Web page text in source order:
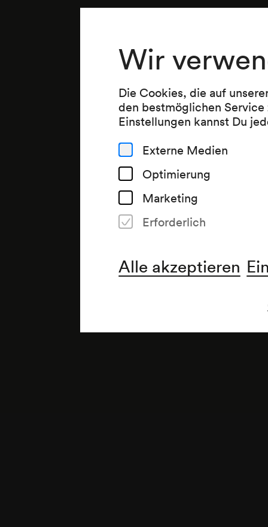
Wir
Die Cookies, die auf
den bestmöglichen
Einstellungen kannst Du
Externe Medien
Optimierung
Marketing
Erforderlich
Alle akzeptieren